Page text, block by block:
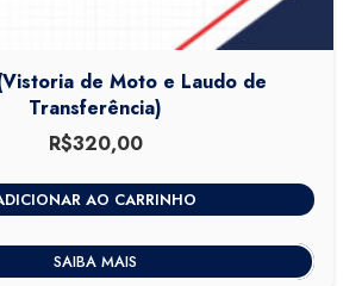
de Moto e Laudo de
Transferência)
R$320,00
AO CARRINHO
SAIBA MAIS